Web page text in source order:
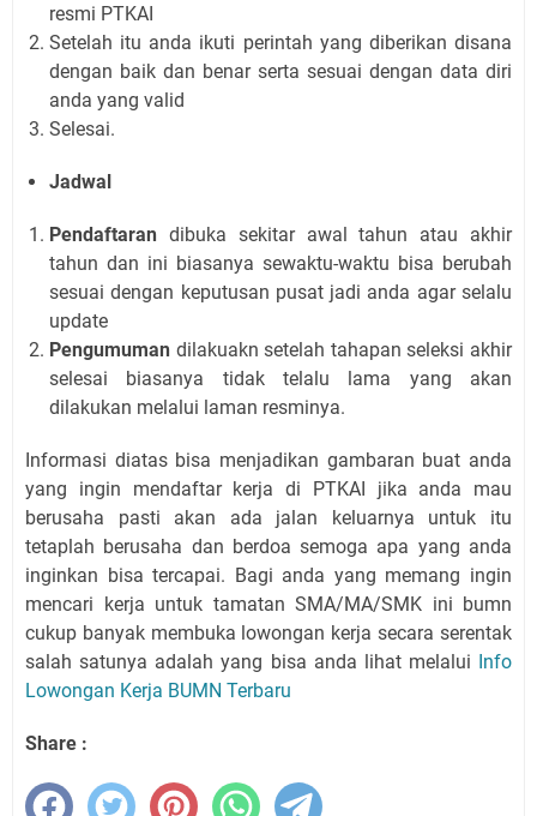
resmi PTKAI
Setelah itu anda ikuti perintah yang diberikan disana
dengan baik dan benar serta sesuai dengan data diri
anda yang valid
Selesai.
Jadwal
Pendaftaran dibuka sekitar awal tahun atau akhir
tahun dan ini biasanya sewaktu-waktu bisa berubah
sesuai dengan keputusan pusat jadi anda agar selalu
update
Pengumuman dilakuakn setelah tahapan seleksi akhir
selesai biasanya tidak telalu lama yang akan
dilakukan melalui laman resminya.
Informasi diatas bisa menjadikan gambaran buat anda
yang ingin mendaftar kerja di PTKAI jika anda mau
berusaha pasti akan ada jalan keluarnya untuk itu
tetaplah berusaha dan berdoa semoga apa yang anda
inginkan bisa tercapai. Bagi anda yang memang ingin
mencari kerja untuk tamatan SMA/MA/SMK ini bumn
cukup banyak membuka lowongan kerja secara serentak
salah satunya adalah yang bisa anda lihat melalui Info
Lowongan Kerja BUMN Terbaru
Share :